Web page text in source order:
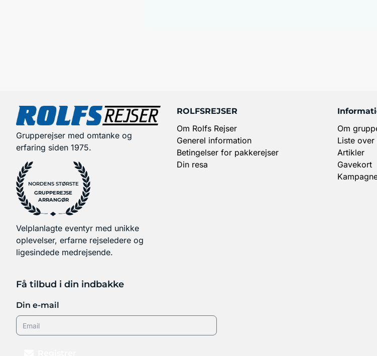
Grupperejser med omtanke og
erfaring siden 1975.
NORDENS STØRSTE
GRUPPEREJSE
ARRANGØR
Velplanlagte eventyr med unikke
oplevelser, erfarne rejseledere og
ligesindede medrejsende.
ROLFSREJSER
Om Rolfs Rejser
Generel information
Betingelser for pakkerejser
Din resa
Om
Liste
Artikler
Gavekort
Få tilbud i din indbakke
Din e-mail